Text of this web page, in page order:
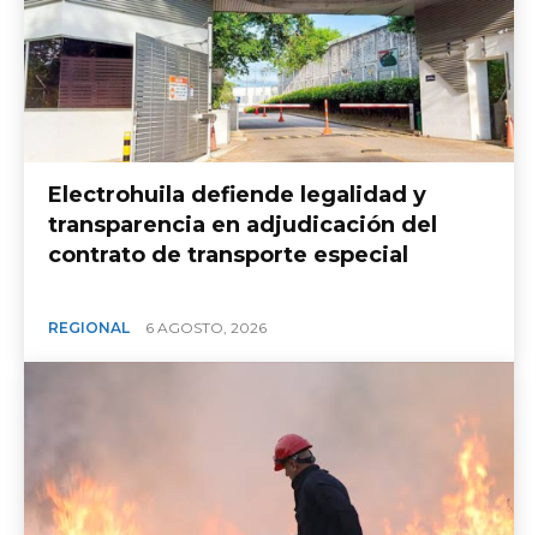
Electrohuila defiende legalidad y
transparencia en adjudicación del
contrato de transporte especial
REGIONAL 6 AGOSTO, 2026